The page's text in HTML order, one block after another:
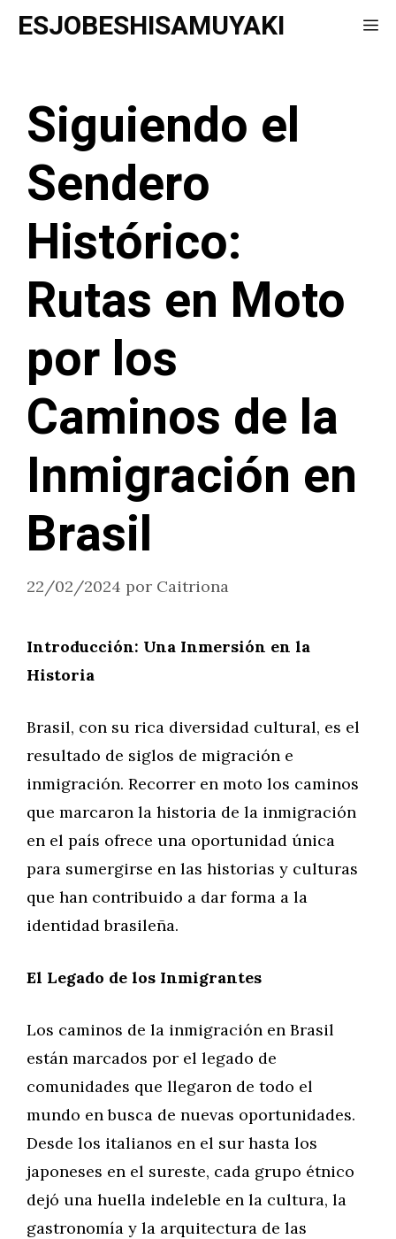
Saltar
ESJOBESHISAMUYAKI
Siguiendo el
Sendero
Histórico:
Rutas en Moto
por los
Caminos de la
Inmigración en
Brasil
22/02/2024 por Caitriona
Introducción: Una Inmersión en la
Historia
Brasil, con su rica diversidad cultural, es el
resultado de siglos de migración e
inmigración. Recorrer en moto los caminos
que marcaron la historia de la inmigración
en el país ofrece una oportunidad única
para sumergirse en las historias y culturas
que han contribuido a dar forma a la
identidad brasileña.
El Legado de los Inmigrantes
Los caminos de la inmigración en Brasil
están marcados por el legado de
comunidades que llegaron de todo el
mundo en busca de nuevas oportunidades.
Desde los italianos en el sur hasta los
japoneses en el sureste, cada grupo étnico
dejó una huella indeleble en la cultura, la
gastronomía y la arquitectura de las